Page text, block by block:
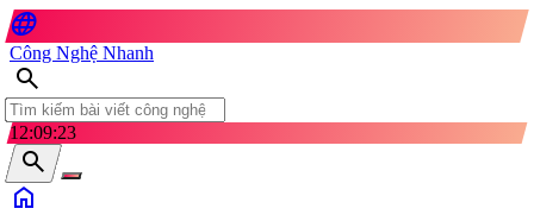
language
Công Nghệ Nhanh
search
12:09:24
search
home